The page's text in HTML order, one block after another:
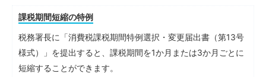
課税期間短縮の特例
税務署長に「消費税課税期間特例選択・変更届出書（第13号
様式）」を提出すると、課税期間を1か月または3か月ごとに
短縮することができます。